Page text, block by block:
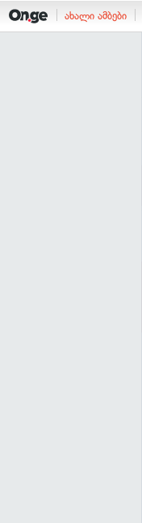
ახალი ამბები